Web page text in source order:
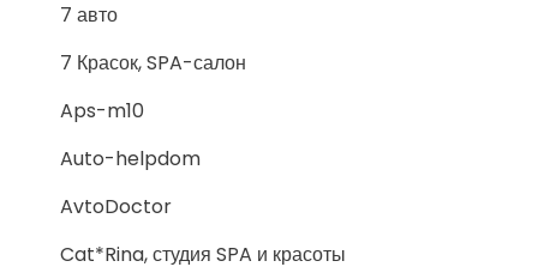
7 авто
7 Красок, SPA-салон
Aps-m10
Auto-helpdom
AvtoDoctor
Cat*Rina, студия SPA и красоты